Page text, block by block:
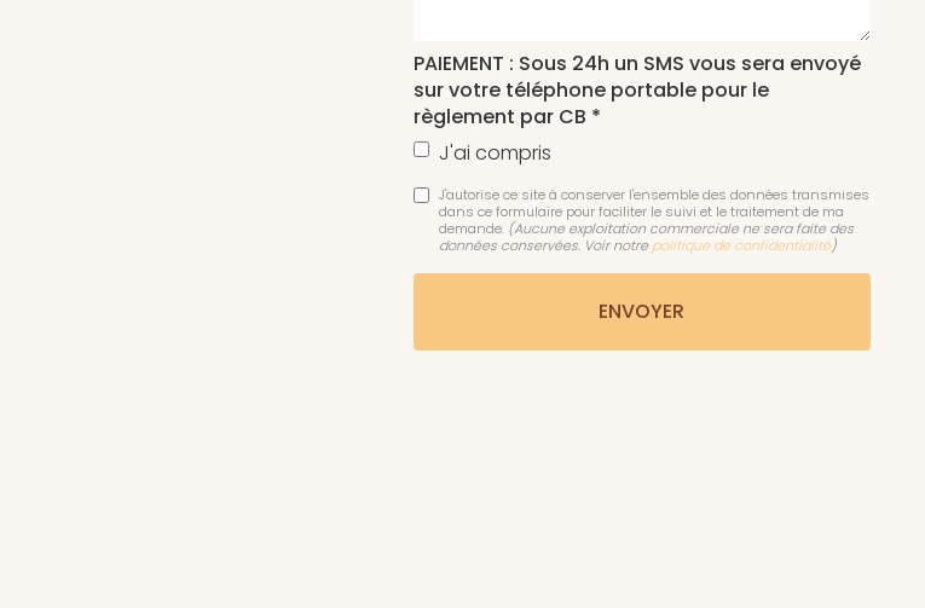
PAIEMENT : Sous 24h un SMS vous sera envoyé
sur votre téléphone portable pour le
règlement par CB *
J'ai compris
J'autorise ce site à conserver l'ensemble des données transmises
dans ce formulaire pour faciliter le suivi et le traitement de ma
demande. (Aucune exploitation commerciale ne sera faite des
données conservées. Voir notre politique de confidentialité)